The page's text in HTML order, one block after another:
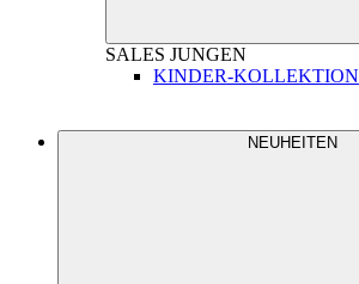
SALES JUNGEN
KINDER-KOLLEKTION
NEUHEITEN